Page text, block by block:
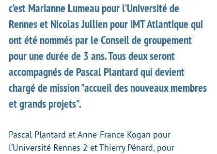
c’est Marianne Lumeau pour l’Université de
Rennes et Nicolas Jullien pour IMT Atlantique qui
ont été nommés par le Conseil de groupement
pour une durée de 3 ans. Tous deux seront
accompagnés de Pascal Plantard qui devient
chargé de mission "accueil des nouveaux membres
et grands projets".
Pascal Plantard et Anne-France Kogan pour
l’Université Rennes 2 et Thierry Pénard, pour